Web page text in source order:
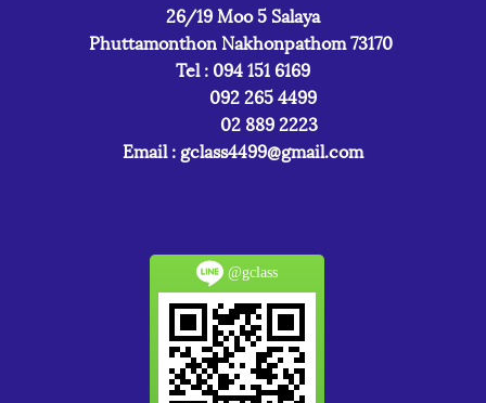
26/19 Moo 5 Salaya
Phuttamonthon Nakhonpathom 73170
Tel : 094 151 6169
092 265 4499
02 889 2223
Email : gclass4499@gmail.com
@gclass